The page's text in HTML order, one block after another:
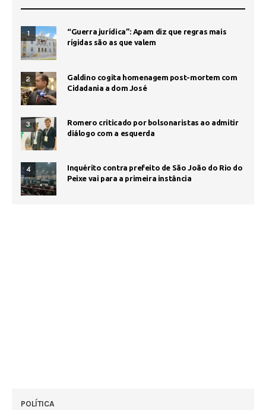
1
“Guerra jurídica”: Apam diz que regras mais
rígidas são as que valem
2
Galdino cogita homenagem post-mortem com
Cidadania a dom José
3
Romero criticado por bolsonaristas ao admitir
diálogo com a esquerda
4
Inquérito contra prefeito de São João do Rio do
Peixe vai para a primeira instância
POLÍTICA